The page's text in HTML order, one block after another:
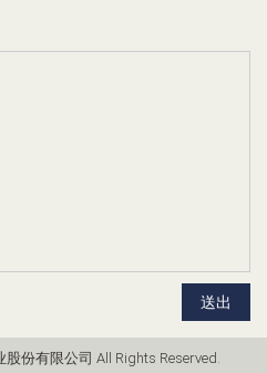
送出
份有限公司 All Rights Reserved.